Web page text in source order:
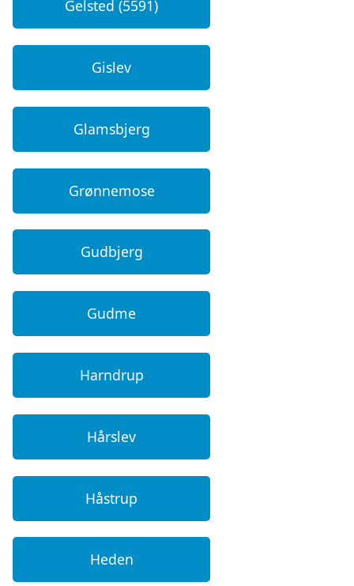
Gelsted (5591)
Gislev
Glamsbjerg
Grønnemose
Gudbjerg
Gudme
Harndrup
Hårslev
Håstrup
Heden